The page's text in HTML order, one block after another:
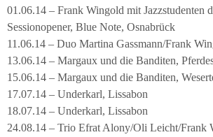
01.06.14 – Frank Wingold mit Jazzstudenten
Sessionopener, Blue Note, Osnabrück
11.06.14 – Duo Martina Gassmann/Frank
13.06.14 – Margaux und die Banditen,
15.06.14 – Margaux und die Banditen,
17.07.14 – Underkarl, Lissabon
18.07.14 – Underkarl, Lissabon
24.08.14 – Trio Efrat Alony/Oli Leicht/Frank